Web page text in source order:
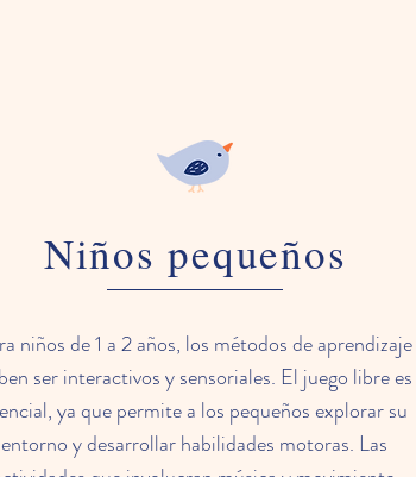
Niños pequeños
niños de 1 a 2 años, los métodos de aprendizaje
ser interactivos y sensoriales. El juego libre es
ya que permite a los pequeños explorar su
entorno y desarrollar habilidades motoras. Las